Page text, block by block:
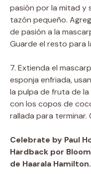
pasión por la mitad y
tazón pequeño.
de pasión a la
Guarde el resto para
7. Extienda el
esponja enfriada,
la pulpa de fruta de
con los copos de
rallada para
Celebrate by Paul
Hardback por
de Haarala